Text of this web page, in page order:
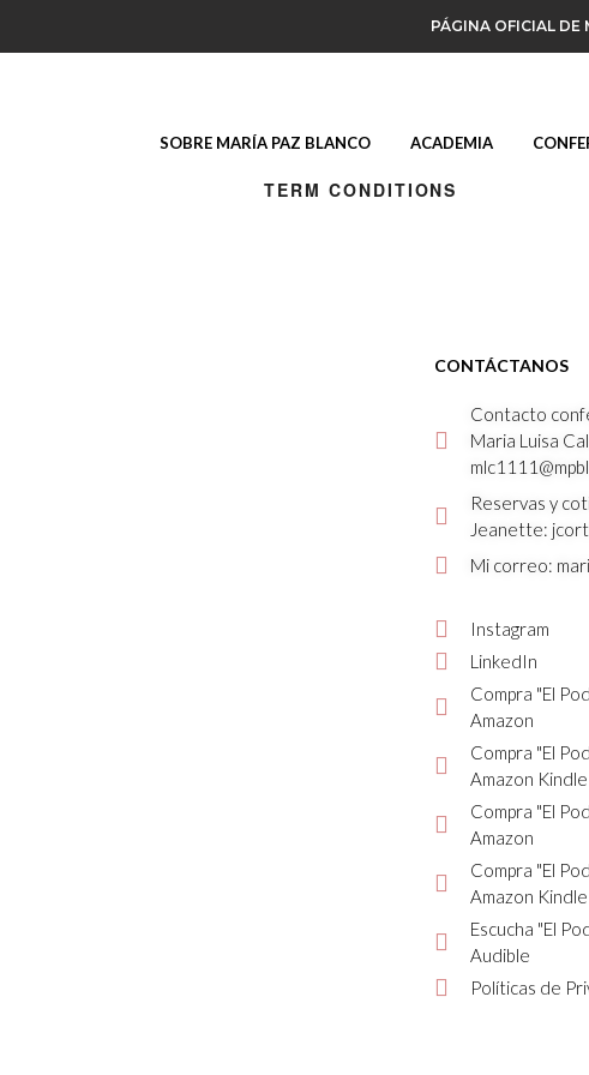
PÁGINA OFICIAL DE
SOBRE MARÍA PAZ BLANCO ACADEMIA
TERM CONDITIONS
CONTÁCTANOS
Contacto
Maria Luisa
Reservas y
Jeanette:
Mi correo:
Instagram
LinkedIn
Compra "El
Amazon
Compra "El
Amazon Kindle
Compra "El
Amazon
Compra "El
Amazon Kindle
Escucha "El
Audible
Políticas de